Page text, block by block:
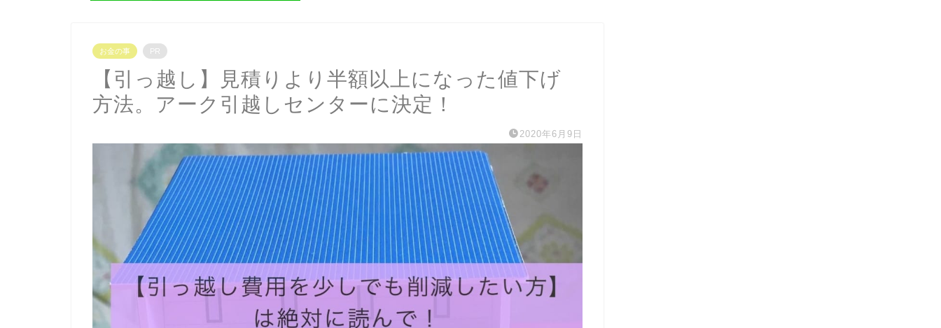
お金の事 PR
【引っ越し】見積りより半額以上になった値下げ
方法。アーク引越しセンターに決定！
2020年6月9日